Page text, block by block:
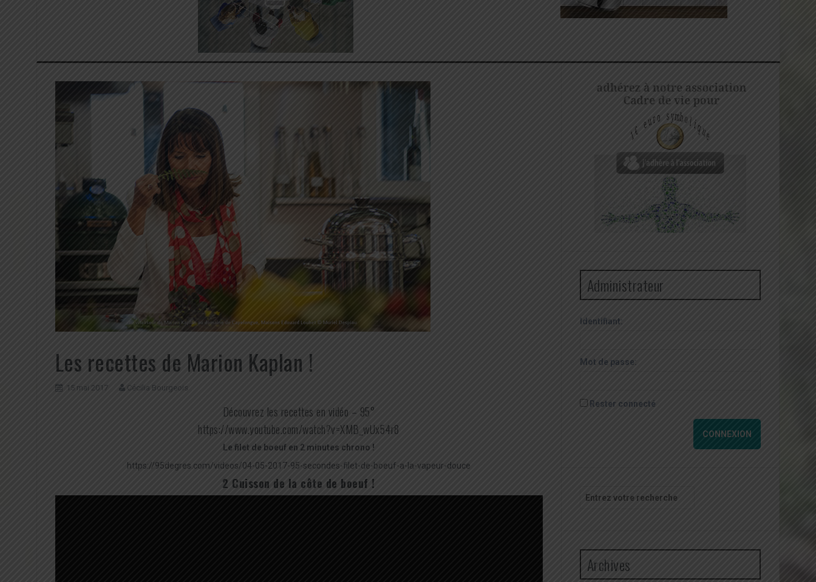
Les recettes de Marion Kaplan !
15 mai 2017 Cécilia Bourgeois
Découvrez les recettes en vidéo – 95°
https://www.youtube.com/watch?v=XMB_wUx54r8
Le filet de boeuf en 2 minutes chrono !
https://95degres.com/videos/04-05-2017-95-secondes-filet-de-boeuf-a-la-vapeur-douce
2 Cuisson de la côte de boeuf !
Administrateur
Identifiant:
Mot de passe:
Rester connecté
CONNEXION
pour
Archives